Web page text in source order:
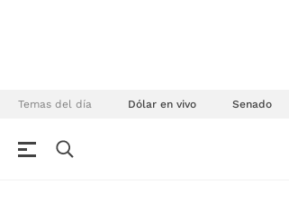
Temas del día Dólar en vivo Senado